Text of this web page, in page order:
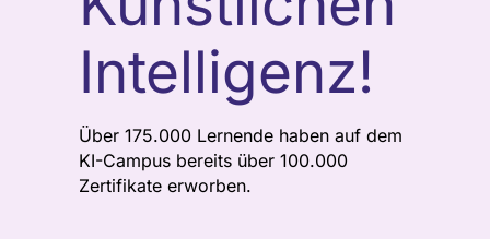
Intelligenz!
Über 175.000 Lernende haben auf dem
KI-Campus bereits über 100.000
Zertifikate erworben.